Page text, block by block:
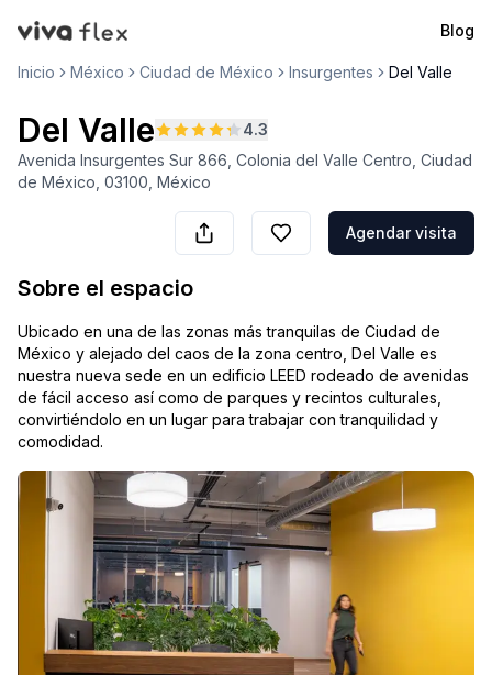
VivaFlex
Blog
Inicio México Ciudad de México Insurgentes Del Valle
Del Valle
4.3
Avenida Insurgentes Sur 866, Colonia del Valle Centro, Ciudad
de México, 03100, México
Agendar visita
Sobre el espacio
Ubicado en una de las zonas más tranquilas de Ciudad de
México y alejado del caos de la zona centro, Del Valle es
nuestra nueva sede en un edificio LEED rodeado de avenidas
de fácil acceso así como de parques y recintos culturales,
convirtiéndolo en un lugar para trabajar con tranquilidad y
comodidad.